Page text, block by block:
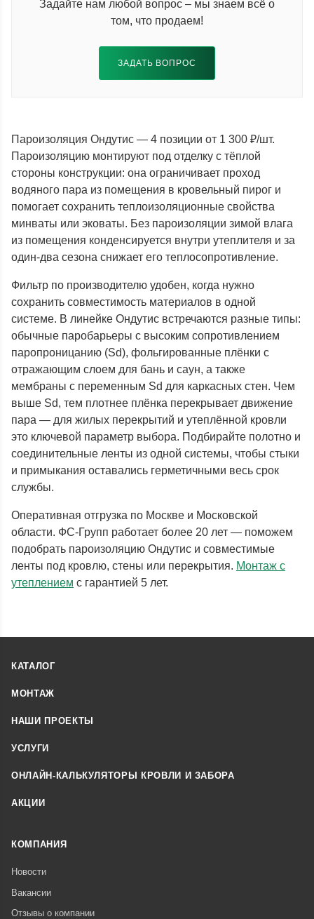
Задайте нам любой вопрос – мы знаем всё о
том, что продаем!
ЗАДАТЬ ВОПРОС
Пароизоляция Ондутис — 4 позиции от 1 300 ₽/шт.
Пароизоляцию монтируют под отделку с тёплой
стороны конструкции: она ограничивает проход
водяного пара из помещения в кровельный пирог и
помогает сохранить теплоизоляционные свойства
минваты или эковаты. Без пароизоляции зимой влага
из помещения конденсируется внутри утеплителя и за
один-два сезона снижает его теплосопротивление.
Фильтр по производителю удобен, когда нужно
сохранить совместимость материалов в одной
системе. В линейке Ондутис встречаются разные типы:
обычные паробарьеры с высоким сопротивлением
паропроницанию (Sd), фольгированные плёнки с
отражающим слоем для бань и саун, а также
мембраны с переменным Sd для каркасных стен. Чем
выше Sd, тем плотнее плёнка перекрывает движение
пара — для жилых перекрытий и утеплённой кровли
это ключевой параметр выбора. Подбирайте полотно и
соединительные ленты из одной системы, чтобы стыки
и примыкания оставались герметичными весь срок
службы.
Оперативная отгрузка по Москве и Московской
области. ФС-Групп работает более 20 лет — поможем
подобрать пароизоляцию Ондутис и совместимые
ленты под кровлю, стены или перекрытия. Монтаж с
утеплением с гарантией 5 лет.
КАТАЛОГ
МОНТАЖ
НАШИ ПРОЕКТЫ
УСЛУГИ
ОНЛАЙН-КАЛЬКУЛЯТОРЫ КРОВЛИ И ЗАБОРА
АКЦИИ
КОМПАНИЯ
Новости
Вакансии
Отзывы о компании